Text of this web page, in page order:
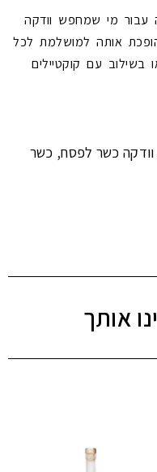
עבור מי שמחפש וודקה
אותה למושלמת לכל
בשילוב עם קוקטיילים
וודקה כשר לפסח, כשר
אותך